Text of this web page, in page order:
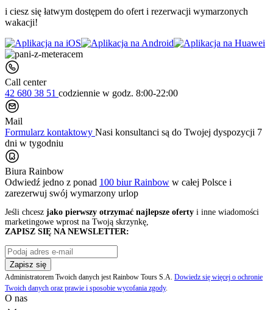
i ciesz się łatwym dostępem do ofert i rezerwacji wymarzonych
wakacji!
Call center
42 680 38 51 codziennie w godz. 8:00-22:00
Mail
Formularz kontaktowy Nasi konsultanci są do Twojej dyspozycji 7
dni w tygodniu
Biura Rainbow
Odwiedź jedno z ponad 100 biur Rainbow w całej Polsce i
zarezerwuj swój wymarzony urlop
Jeśli chcesz jako pierwszy otrzymać najlepsze oferty i inne wiadomości
marketingowe wprost na Twoją skrzynkę,
ZAPISZ SIĘ NA NEWSLETTER:
Zapisz się
Administratorem Twoich danych jest Rainbow Tours S.A. Dowiedz się więcej o ochronie
Twoich danych oraz prawie i sposobie wycofania zgody.
O nas